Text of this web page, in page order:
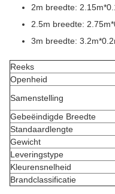
2m breedte:
2.5m breedte:
3m breedte:
Reeks
Openheid
Samenstelling
Gebeëindigde Breedte
Standaardlengte
Gewicht
Leveringstype
Kleurensnelheid
Brandclassificatie